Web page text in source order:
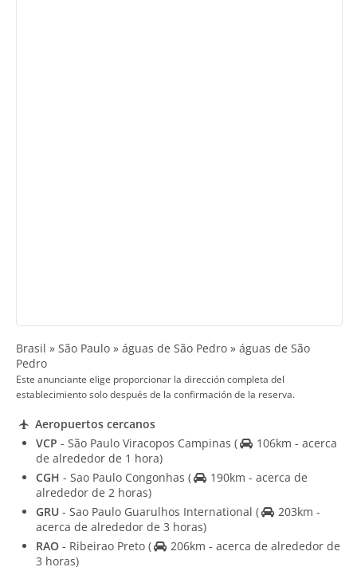
Brasil » São Paulo » águas de São Pedro » águas de São
Pedro
Este anunciante elige proporcionar la dirección completa del
establecimiento solo después de la confirmación de la reserva.
Aeropuertos cercanos
VCP - São Paulo Viracopos Campinas (
106km - acerca
de alrededor de 1 hora)
CGH - Sao Paulo Congonhas (
190km - acerca de
alrededor de 2 horas)
GRU - Sao Paulo Guarulhos International (
203km -
acerca de alrededor de 3 horas)
RAO - Ribeirao Preto (
206km - acerca de alrededor de
3 horas)